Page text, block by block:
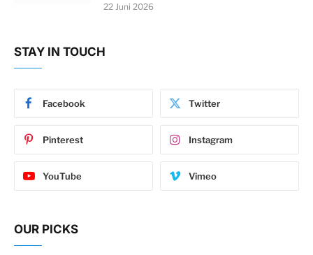
22 Juni 2026
STAY IN TOUCH
Facebook Twitter
Pinterest Instagram
YouTube Vimeo
OUR PICKS